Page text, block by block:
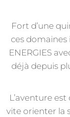
Fort d’une
ces domaines
ENERGIES
déjà depuis
L’aventure
vite orienter la